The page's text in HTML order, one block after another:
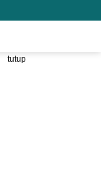
Walukow Jemput
tutup